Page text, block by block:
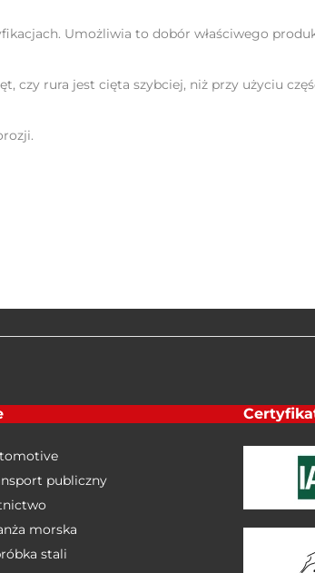
Umożliwia to dobór właściwego
czy rura jest cięta szybciej, niż przy użyciu
publiczny
morska
stali